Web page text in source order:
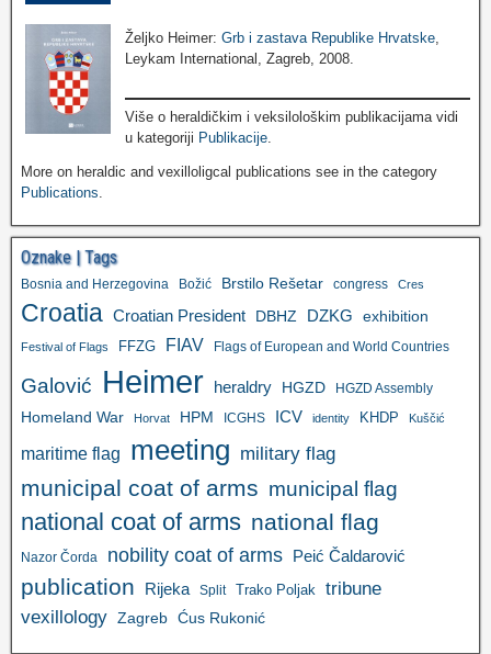
Željko Heimer:Grb i zastava Republike Hrvatske
Leykam International, Zagreb, 2008.
Više o heraldičkim i veksilološkim publikacijama vidi
u kategoriji Publikacije.
More on heraldic and vexilloligcal publications see in the category
Publications.
Oznake | Tags
Bosnia and Herzegovina Božić Brstilo Rešetar congress Cres
Croatia Croatian President DBHZ DZKG exhibition
Festival of Flags FFZG FIAV Flags of European and World Countries
Galović Heimer heraldry HGZD HGZD Assembly
Homeland War Horvat HPM ICGHS ICV identity KHDP Kuščić
maritime flag meeting military flag
municipal coat of arms municipal flag
national coat of arms national flag
Nazor Čorda nobility coat of arms Peić Čaldarović
publication Rijeka Split Trako Poljak tribune
vexillology Zagreb Ćus Rukonić